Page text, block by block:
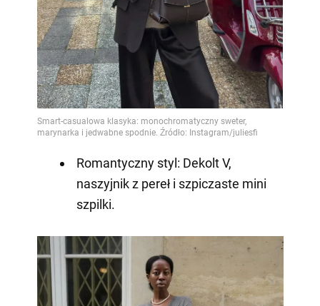
Romantyczny styl: Dekolt V,
naszyjnik z pereł i szpiczaste mini
szpilki.